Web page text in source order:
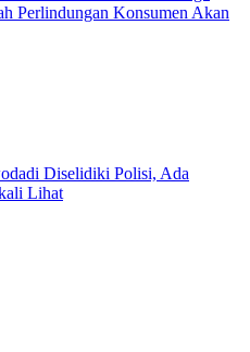
Perlindungan Konsumen Akan
Diselidiki Polisi, Ada
Lihat